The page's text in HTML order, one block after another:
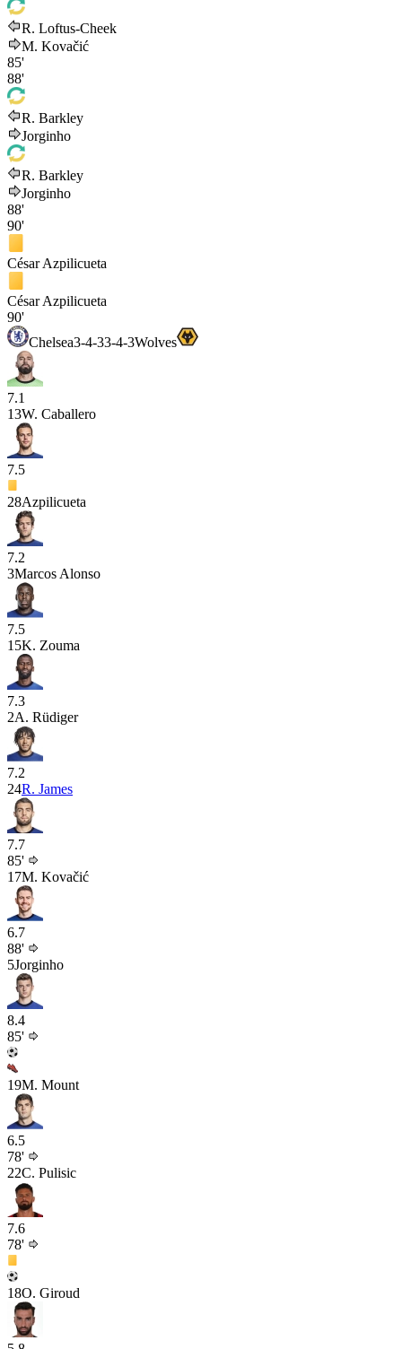
R. Loftus-Cheek
M. Kovačić
85'
88'
R. Barkley
Jorginho
R. Barkley
Jorginho
88'
90'
César Azpilicueta
César Azpilicueta
90'
Chelsea3-4-33-4-3Wolves
7.1
13W. Caballero
7.5
28Azpilicueta
7.2
3Marcos Alonso
7.5
15K. Zouma
7.3
2A. Rüdiger
7.2
24R. James
7.7
85'
17M. Kovačić
6.7
88'
5Jorginho
8.4
85'
19M. Mount
6.5
78'
22C. Pulisic
7.6
78'
18O. Giroud